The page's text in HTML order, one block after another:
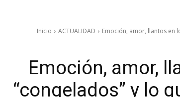
Inicio ACTUALIDAD Emoción, amor, llantos en
Emoción, amor,
“congelados” y lo